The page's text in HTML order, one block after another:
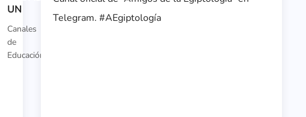
UN
Canales
de
Educación
Telegram. #AEgiptología